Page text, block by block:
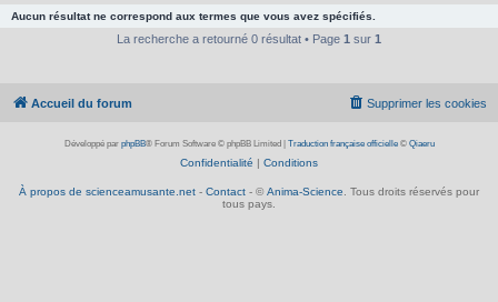
Aucun résultat ne correspond aux termes que vous avez spécifiés.
La recherche a retourné 0 résultat • Page 1 sur 1
Accueil du forum Supprimer les cookies
Développé par phpBB® Forum Software © phpBB Limited Traduction française officielle© Qiaeru
Confidentialité | Conditions
À propos de scienceamusante.net - Contact - © Anima-Science. Tous droits réservés pour
tous pays.